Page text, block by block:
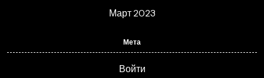
Март 2023
Мета
Войти